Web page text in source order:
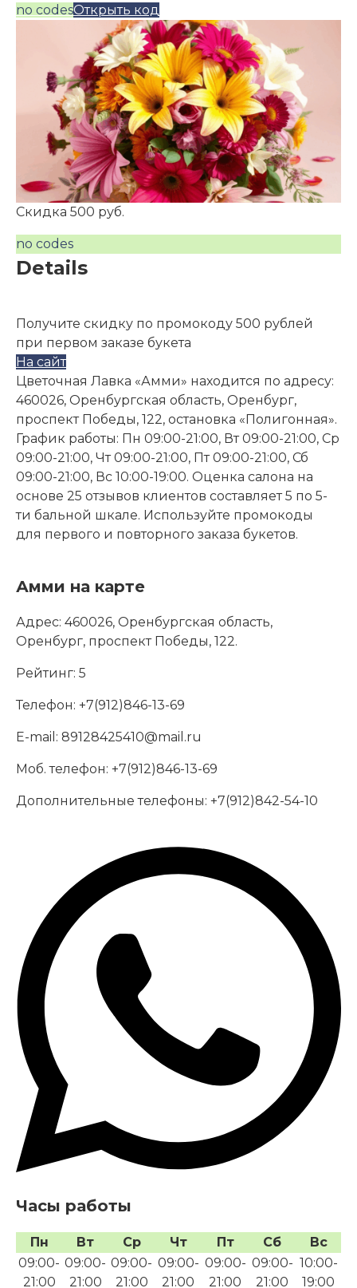
no codesОткрыть код
Скидка 500 руб.
no codes
Details
Получите скидку по промокоду 500 рублей
при первом заказе букета
На сайт
Цветочная Лавка «Амми» находится по адресу:
460026, Оренбургская область, Оренбург,
проспект Победы, 122, остановка «Полигонная».
График работы: Пн 09:00-21:00, Вт 09:00-21:00, Ср
09:00-21:00, Чт 09:00-21:00, Пт 09:00-21:00, Сб
09:00-21:00, Вс 10:00-19:00. Оценка салона на
основе 25 отзывов клиентов составляет 5 по 5-
ти бальной шкале. Используйте промокоды
для первого и повторного заказа букетов.
Амми на карте
Адрес: 460026, Оренбургская область,
Оренбург, проспект Победы, 122.
Рейтинг: 5
Телефон: +7(912)846-13-69
E-mail: 89128425410@mail.ru
Моб. телефон: +7(912)846-13-69
Дополнительные телефоны: +7(912)842-54-10
Часы работы
Пн Вт Ср Чт Пт Сб
Вс
09:00-
21:00
09:00-
21:00
09:00-
21:00
09:00-
21:00
09:00-
21:00
09:00-
21:00
10:00-
19:00